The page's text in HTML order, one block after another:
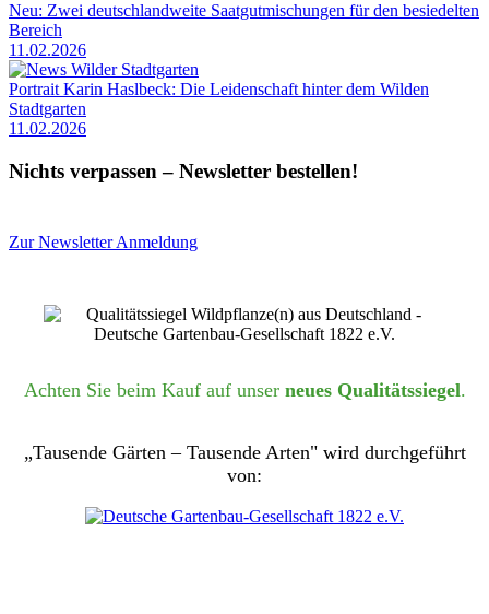
Neu: Zwei deutschlandweite Saatgutmischungen für den besiedelten
Bereich
11.02.2026
Portrait Karin Haslbeck: Die Leidenschaft hinter dem Wilden
Stadtgarten
11.02.2026
Nichts verpassen – Newsletter bestellen!
Zur Newsletter Anmeldung
Achten Sie beim Kauf auf unser neues Qualitätssiegel.
„Tausende Gärten – Tausende Arten" wird durchgeführt
von: